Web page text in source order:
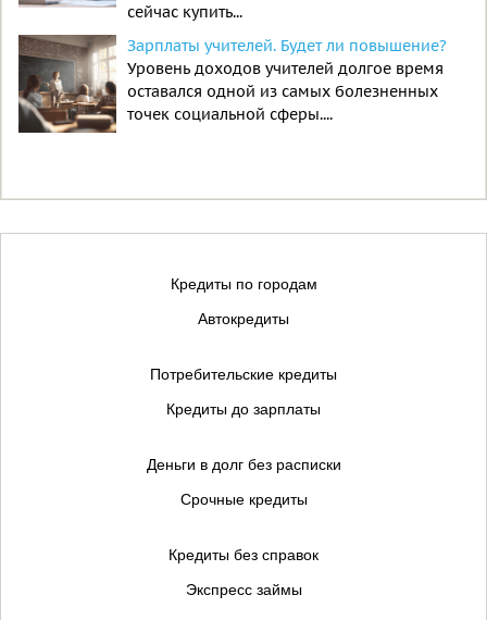
сейчас купить...
Зарплаты учителей. Будет ли повышение?
Уровень доходов учителей долгое время
оставался одной из самых болезненных
точек социальной сферы....
Кредиты по городам
Автокредиты
Потребительские кредиты
Кредиты до зарплаты
Деньги в долг без расписки
Срочные кредиты
Кредиты без справок
Экспресс займы